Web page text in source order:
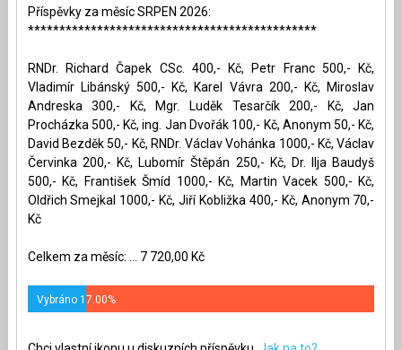
Příspěvky za měsíc SRPEN 2026:
**********************************************
RNDr. Richard Čapek CSc. 400,- Kč, Petr Franc 500,- Kč,
Vladimír Libánský 500,- Kč, Karel Vávra 200,- Kč, Miroslav
Andreska 300,- Kč, Mgr. Luděk Tesarčík 200,- Kč, Jan
Procházka 500,- Kč, ing. Jan Dvořák 100,- Kč, Anonym 50,- Kč,
David Bezděk 50,- Kč, RNDr. Václav Vohánka 1000,- Kč, Václav
Červinka 200,- Kč, Lubomír Štěpán 250,- Kč, Dr. Ilja Baudyš
500,- Kč, František Šmíd 1000,- Kč, Martin Vacek 500,- Kč,
Oldřich Smejkal 1000,- Kč, Jiří Kobližka 400,- Kč, Anonym 70,-
Kč
Celkem za měsíc: ... 7 720,00 Kč
Vybráno 17.00%